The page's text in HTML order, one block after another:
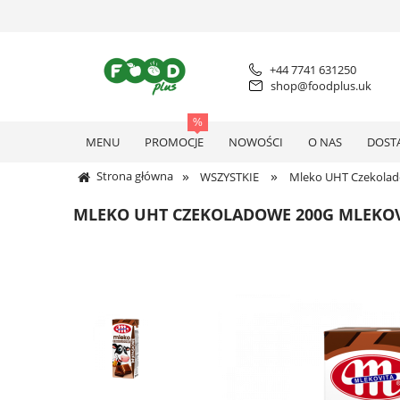
+44 7741 631250
shop@foodplus.uk
MENU PROMOCJE NOWOŚCI O NAS
Strona główna » WSZYSTKIE » Mleko UHT
MLEKO UHT CZEKOLADOWE 200G